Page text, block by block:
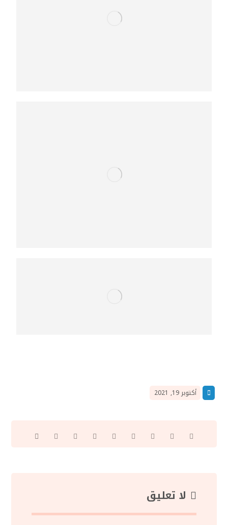
أكتوبر 19, 2021
لا تعليق